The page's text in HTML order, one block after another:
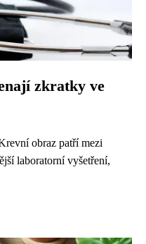
zkratky ve
obraz patří mezi
laboratorní vyšetření,